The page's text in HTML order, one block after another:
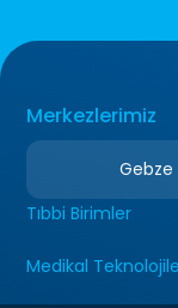
Merkezlerimiz
Gebze
Tıbbi Birimler
Medikal